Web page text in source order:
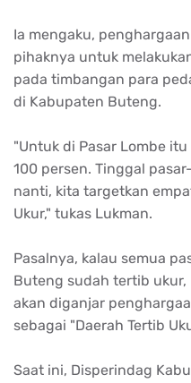
Ia mengaku,
pihaknya untuk
pada timbangan para
di Kabupaten Buteng.
"Untuk di Pasar Lombe
100 persen. Tinggal
nanti, kita targetkan
Ukur," tukas Lukman.
Pasalnya, kalau semua
Buteng sudah tertib
akan diganjar
sebagai "Daerah Tertib
Saat ini, Disperindag